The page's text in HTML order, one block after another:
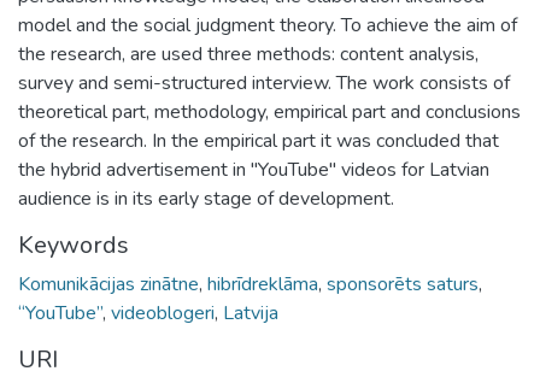
model and the social judgment theory. To achieve the aim of
the research, are used three methods: content analysis,
survey and semi-structured interview. The work consists of
theoretical part, methodology, empirical part and conclusions
of the research. In the empirical part it was concluded that
the hybrid advertisement in "YouTube" videos for Latvian
audience is in its early stage of development.
Keywords
Komunikācijas zinātne, hibrīdreklāma, sponsorēts saturs,
“YouTube”, videoblogeri, Latvija
URI